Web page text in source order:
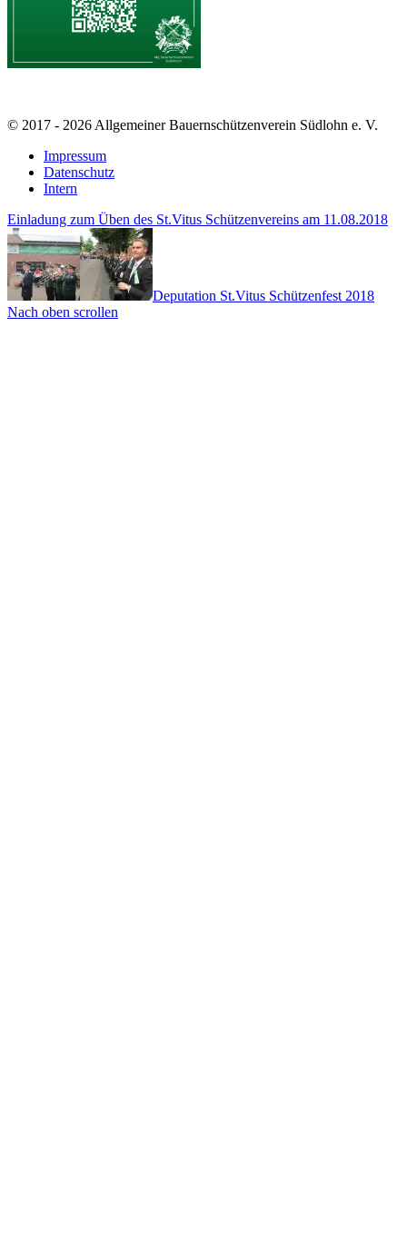
© 2017 - 2026 Allgemeiner Bauernschützenverein Südlohn e. V.
Impressum
Datenschutz
Intern
Einladung zum Üben des St.Vitus Schützenvereins am 11.08.2018
Deputation St.Vitus Schützenfest 2018
Nach oben scrollen